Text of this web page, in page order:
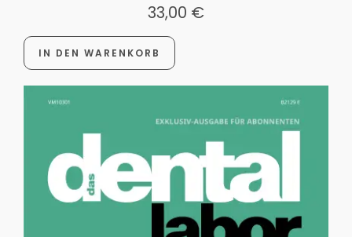
33,00 €
IN DEN WARENKORB